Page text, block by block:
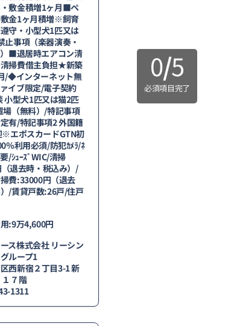
0/5
必須項目完了
敷金積増1ヶ月■ペ
金1ヶ月積増※飼育
守・小型犬1匹又は
事項（楽器演奏・
■退居時エアコン清
掃費借主負担★新築
/◆インターネット無
イブ限定/電子契約
小型犬1匹又は猫2匹
場（無料）/特記事項
有/特記事項2 外国籍
※エポスカードGTN初
％利用必須/防犯ｶﾒﾗ/ﾈ
/ｼｭｰｽﾞWIC/清掃
退去時・税込み）/
費:33000円（退去
/賃貸戸数:26戸/住戸
:9万4,600円
ス株式会社 リーシン
ループ1
西新宿２丁目3-1 新
７階
1311